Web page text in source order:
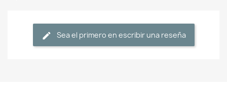
Sea el primero en escribir una reseña